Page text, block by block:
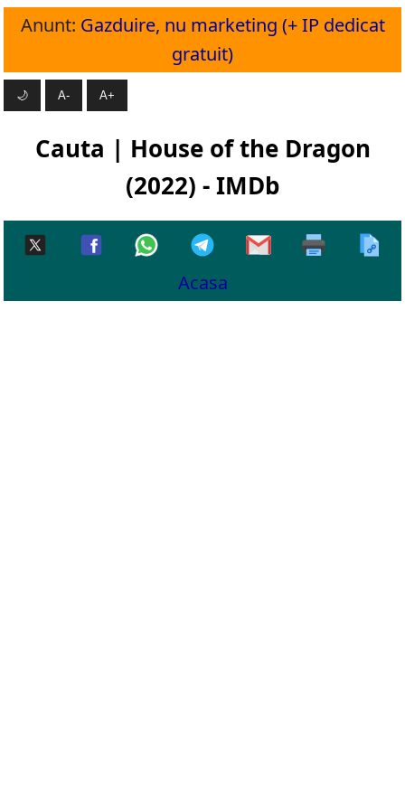
Anunt: Gazduire, nu marketing (+ IP dedicat
gratuit)
🌙 A- A+
Cauta | House of the Dragon
(2022) - IMDb
Acasa